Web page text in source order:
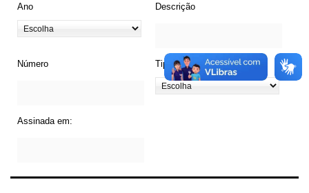
Ano Descrição
Número Tipo de Legislação
Assinada em: